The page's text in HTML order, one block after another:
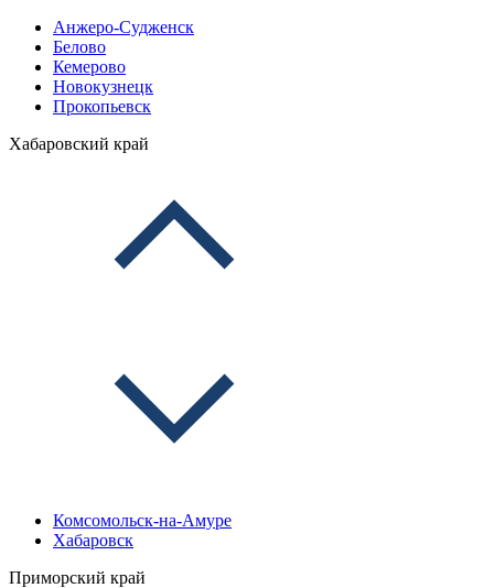
Анжеро-Судженск
Белово
Кемерово
Новокузнецк
Прокопьевск
Хабаровский край
Комсомольск-на-Амуре
Хабаровск
Приморский край